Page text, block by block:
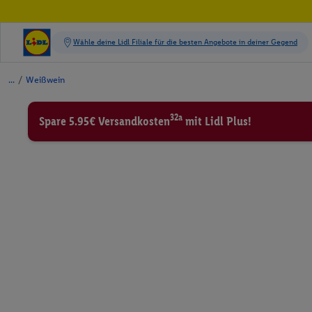
/ Weißwein
Spare 5.95€ Versandkosten32a mit Lidl Plus!